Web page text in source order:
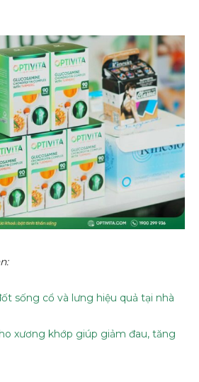
sống cổ và lưng hiệu quả tại nhà
xương khớp giúp giảm đau, tăng